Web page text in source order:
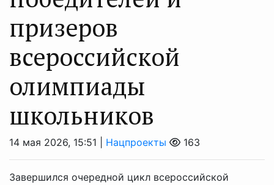
призеров
всероссийской
олимпиады
школьников
14 мая 2026, 15:51 | Нацпроекты 163
Завершился очередной цикл всероссийской